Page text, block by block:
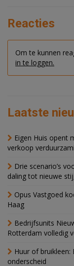
Reacties
Om te kunnen
in te loggen.
Laatste
Eigen Huis opent
verkoop
Drie scenario’s
daling tot nieuwe
Opus Vastgoed
Haag
Bedrijfsunits
Rotterdam volledig
Huur of bruikleen:
onderscheid